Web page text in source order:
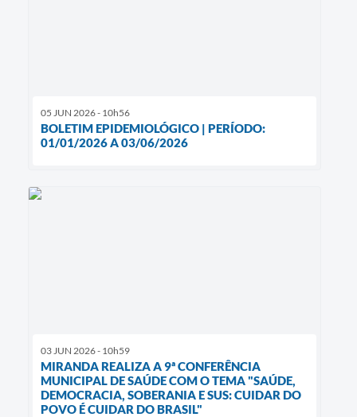
05 JUN 2026 - 10h56
BOLETIM EPIDEMIOLÓGICO | PERÍODO:
01/01/2026 A 03/06/2026
03 JUN 2026 - 10h59
MIRANDA REALIZA A 9ª CONFERÊNCIA
MUNICIPAL DE SAÚDE COM O TEMA "SAÚDE,
DEMOCRACIA, SOBERANIA E SUS: CUIDAR DO
POVO É CUIDAR DO BRASIL"